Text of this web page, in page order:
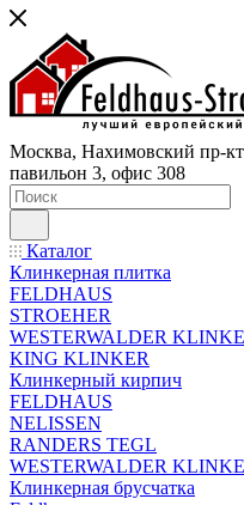
Москва, Нахимовский пр-
павильон 3, офис 308
Каталог
Клинкерная плитка
FELDHAUS
STROEHER
WESTERWALDER
KING KLINKER
Клинкерный кирпич
FELDHAUS
NELISSEN
RANDERS TEGL
WESTERWALDER
Клинкерная брусчатка